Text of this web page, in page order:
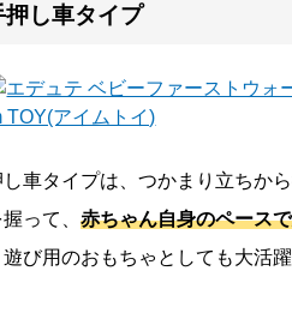
し車タイプ
車タイプは、つかまり立ちか
って、 赤ちゃん自身のペース
び用のおもちゃとしても大活躍